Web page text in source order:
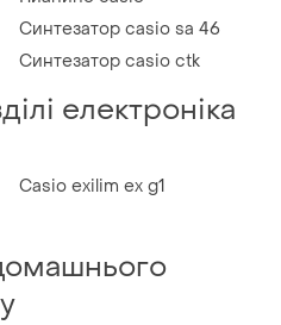
Синтезатор casio sa 46
Синтезатор casio ctk
електроніка
Casio exilim ex g1